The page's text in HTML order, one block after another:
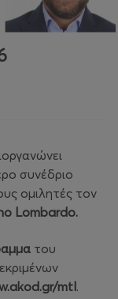
συνέδριο
ομιλητές τον
Lombardo.
του
mtl.